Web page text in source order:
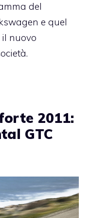
del
e quel
nuovo
2011:
GTC